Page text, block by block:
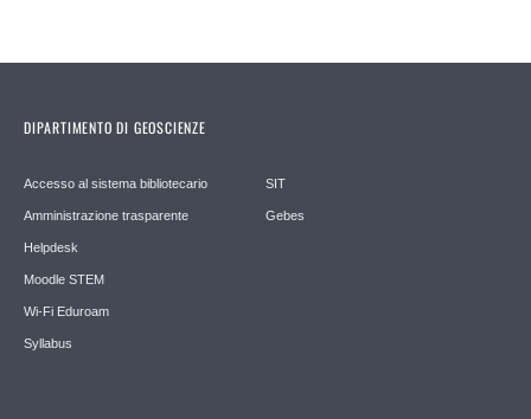
DIPARTIMENTO DI GEOSCIENZE
Accesso al sistema bibliotecario
Amministrazione trasparente
Helpdesk
Moodle STEM
Wi-Fi Eduroam
Syllabus
SIT
Gebes